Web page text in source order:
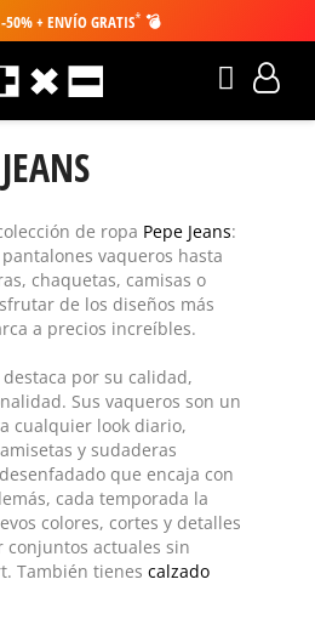
-50% + ENVÍO GRATIS* 💣
de ropa Pepe Jeans:
pantalones vaqueros hasta
chaquetas, camisas o
de los diseños más
a precios increíbles.
destaca por su calidad,
Sus vaqueros son un
cualquier look diario,
y sudaderas
que encaja con
cada temporada la
colores, cortes y detalles
actuales sin
También tienes calzado